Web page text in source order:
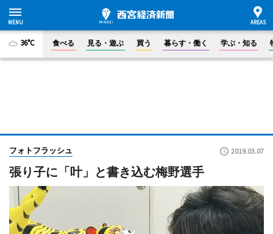
36°C 食べる 見る・遊ぶ 買う 暮らす・働く 学ぶ・知る
フォトフラッシュ 2019.03.07
張り子に「叶」と書き込む梅野選手